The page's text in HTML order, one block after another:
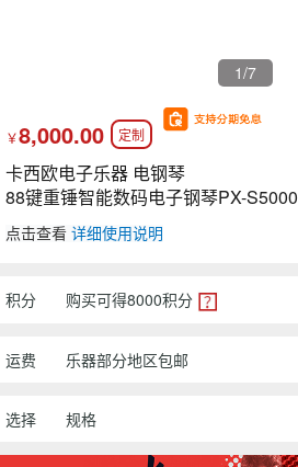
1/7
￥8,000.00 定制
卡西欧电子乐器 电钢琴
88键重锤智能数码电子钢琴PX-S5000
点击查看 详细使用说明
积分 购买可得8000积分
运费 乐器部分地区包邮
选择 规格